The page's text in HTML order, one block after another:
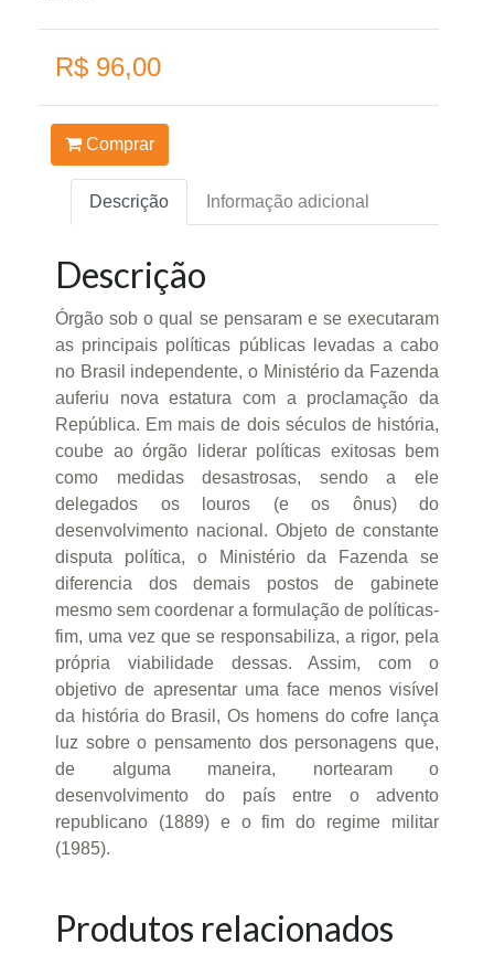
R$ 96,00
Comprar
Descrição Informação adicional
Descrição
Órgão sob o qual se pensaram e se executaram
as principais políticas públicas levadas a cabo
no Brasil independente, o Ministério da Fazenda
auferiu nova estatura com a proclamação da
República. Em mais de dois séculos de história,
coube ao órgão liderar políticas exitosas bem
como medidas desastrosas, sendo a ele
delegados os louros (e os ônus) do
desenvolvimento nacional. Objeto de constante
disputa política, o Ministério da Fazenda se
diferencia dos demais postos de gabinete
mesmo sem coordenar a formulação de políticas-
fim, uma vez que se responsabiliza, a rigor, pela
própria viabilidade dessas. Assim, com o
objetivo de apresentar uma face menos visível
da história do Brasil, Os homens do cofre lança
luz sobre o pensamento dos personagens que,
de alguma maneira, nortearam o
desenvolvimento do país entre o advento
republicano (1889) e o fim do regime militar
(1985).
Produtos relacionados